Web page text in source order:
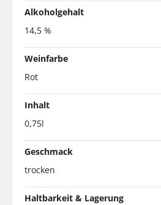
Alkoholgehalt
14,5 %
Weinfarbe
Rot
Inhalt
0,75l
Geschmack
trocken
Haltbarkeit & Lagerung